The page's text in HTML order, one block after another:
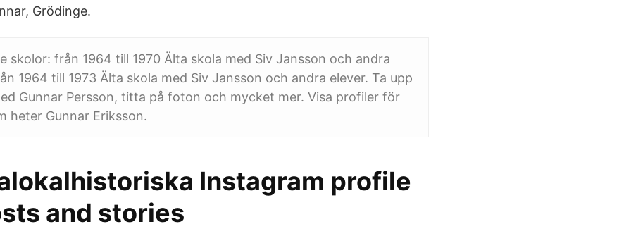
Grödinge.
skolor: från 1964 till 1970 Älta skola med Siv Jansson och andra
1964 till 1973 Älta skola med Siv Jansson och andra elever. Ta upp
Gunnar Persson, titta på foton och mycket mer. Visa profiler för
heter Gunnar Eriksson.
Instagram profile
and stories